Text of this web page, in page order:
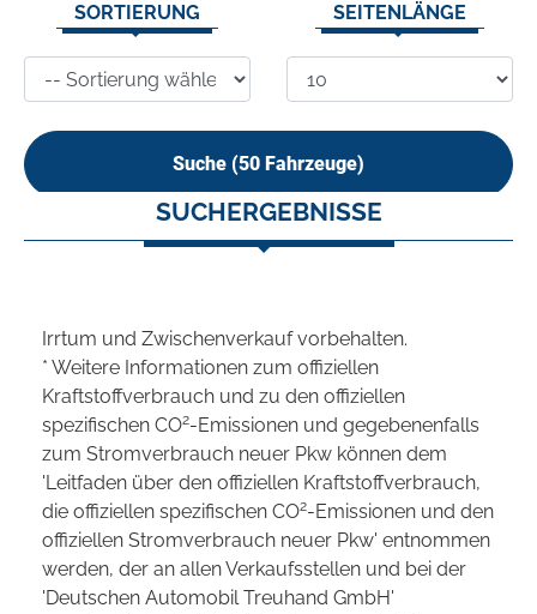
SORTIERUNG SEITENLÄNGE
Suche (50 Fahrzeuge)
SUCHERGEBNISSE
Irrtum und Zwischenverkauf vorbehalten.
* Weitere Informationen zum offiziellen
Kraftstoffverbrauch und zu den offiziellen
spezifischen CO2-Emissionen und gegebenenfalls
zum Stromverbrauch neuer Pkw können dem
'Leitfaden über den offiziellen Kraftstoffverbrauch,
die offiziellen spezifischen CO2-Emissionen und den
offiziellen Stromverbrauch neuer Pkw' entnommen
werden, der an allen Verkaufsstellen und bei der
'Deutschen Automobil Treuhand GmbH'